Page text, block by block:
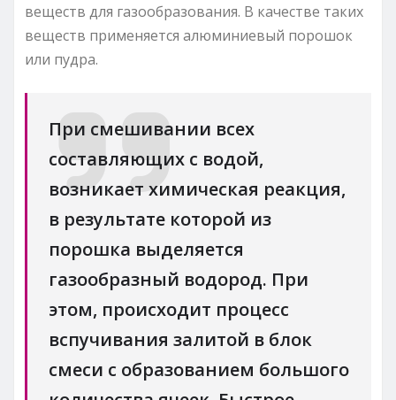
веществ для газообразования. В качестве таких
веществ применяется алюминиевый порошок
или пудра.
При смешивании всех
составляющих с водой,
возникает химическая реакция,
в результате которой из
порошка выделяется
газообразный водород. При
этом, происходит процесс
вспучивания залитой в блок
смеси с образованием большого